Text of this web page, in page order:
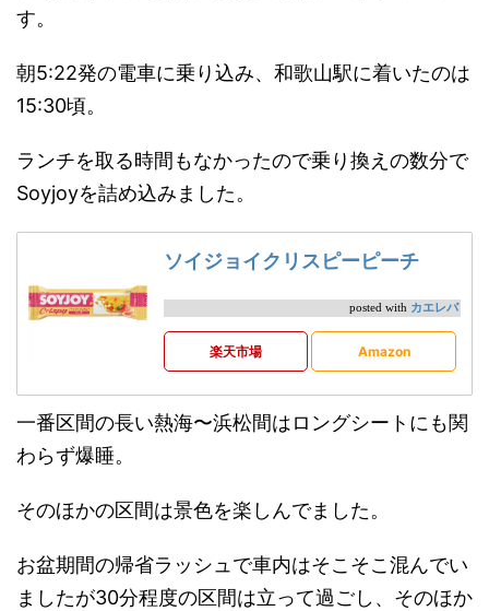
す。
朝5:22発の電車に乗り込み、和歌山駅に着いたのは
15:30頃。
ランチを取る時間もなかったので乗り換えの数分で
Soyjoyを詰め込みました。
ソイジョイクリスピーピーチ
posted with カエレバ
楽天市場 Amazon
一番区間の長い熱海〜浜松間はロングシートにも関
わらず爆睡。
そのほかの区間は景色を楽しんでました。
お盆期間の帰省ラッシュで車内はそこそこ混んでい
ましたが30分程度の区間は立って過ごし、そのほか